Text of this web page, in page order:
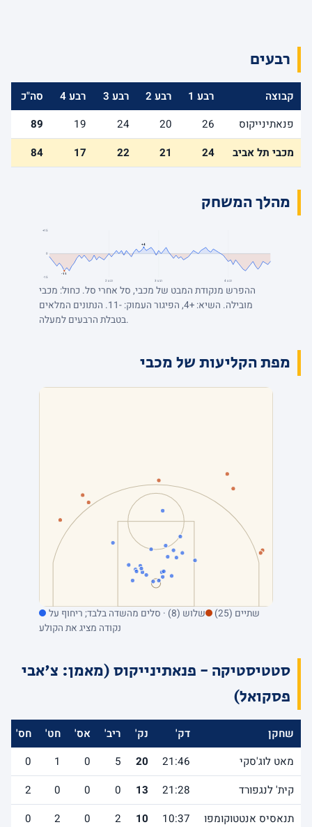
רבעים
קבוצה רבע 1 רבע 2 רבע 3 רבע 4
סה"כ
פנאתינייקוס
26
20
24
19
89
מכבי תל אביב
24
21
22
17
84
מהלך המשחק
+15
0
-15
+4
-11
רבע 2
רבע 3 רבע 4
ההפרש מנקודת המבט של מכבי, סל אחרי סל. כחול: מכבי
מובילה. השיא: +4, הפיגור העמוק: -11. הנתונים המלאים
בטבלת הרבעים למעלה.
מפת הקליעות של מכבי
שתיים (25)
שלוש (8) · סלים מהשדה בלבד; ריחוף על
נקודה מציג את הקולע
סטטיסטיקה - פנאתינייקוס (מאמן: צ'אבי
פסקואל)
שחקן דק' נק' ריב' אס' חט' חס'
מאט לוג'סקי
21:46
20
5
0
1
0
קית' לנגפורד
21:28
13
0
0
0
2
תנאסיס אנטטוקומפו
10:37
10
2
0
2
0